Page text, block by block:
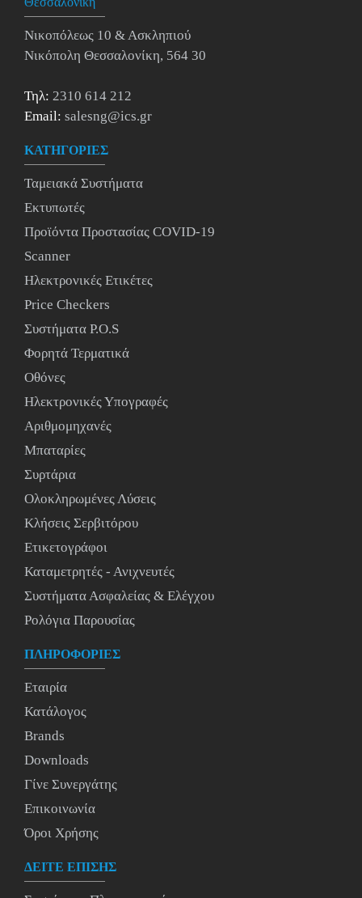
Νικοπόλεως 10 & Ασκληπιού
Νικόπολη Θεσσαλονίκη, 564 30
Τηλ: 2310 614 212
Email: salesng@ics.gr
ΚΑΤΗΓΟΡΙΕΣ
Ταμειακά Συστήματα
Εκτυπωτές
Προϊόντα Προστασίας COVID-19
Scanner
Ηλεκτρονικές Ετικέτες
Price Checkers
Συστήματα P.O.S
Φορητά Τερματικά
Οθόνες
Ηλεκτρονικές Υπογραφές
Αριθμομηχανές
Μπαταρίες
Συρτάρια
Ολοκληρωμένες Λύσεις
Κλήσεις Σερβιτόρου
Ετικετογράφοι
Καταμετρητές - Ανιχνευτές
Συστήματα Ασφαλείας & Ελέγχου
Ρολόγια Παρουσίας
ΠΛΗΡΟΦΟΡΙΕΣ
Εταιρία
Κατάλογος
Brands
Downloads
Γίνε Συνεργάτης
Επικοινωνία
Όροι Χρήσης
ΔΕΙΤΕ ΕΠΙΣΗΣ